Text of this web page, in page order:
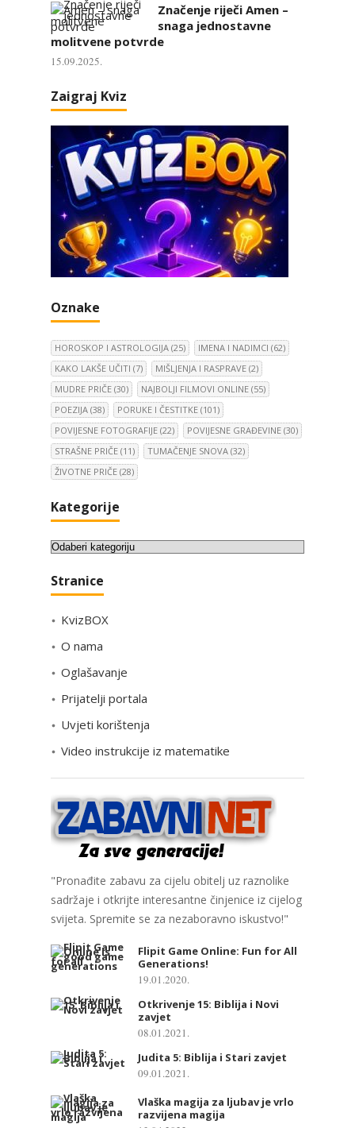
Značenje riječi Amen –
snaga jednostavne
molitvene potvrde
15.09.2025.
Zaigraj Kviz
Oznake
HOROSKOP I ASTROLOGIJA (25) IMENA I NADIMCI (62)
KAKO LAKŠE UČITI (7) MIŠLJENJA I RASPRAVE (2)
MUDRE PRIČE (30) NAJBOLJI FILMOVI ONLINE (55)
POEZIJA (38) PORUKE I ČESTITKE (101)
POVIJESNE FOTOGRAFIJE (22) POVIJESNE GRAĐEVINE (30)
STRAŠNE PRIČE (11) TUMAČENJE SNOVA (32)
ŽIVOTNE PRIČE (28)
Kategorije
K
t
g
i
j
Stranice
KvizBOX
O nama
Oglašavanje
Prijatelji portala
Uvjeti korištenja
Video instrukcije iz matematike
"Pronađite zabavu za cijelu obitelj uz raznolike
sadržaje i otkrijte interesantne činjenice iz cijelog
svijeta. Spremite se za nezaboravno iskustvo!"
Flipit Game Online: Fun for All
Generations!
19.01.2020.
Otkrivenje 15: Biblija i Novi
zavjet
08.01.2021.
Judita 5: Biblija i Stari zavjet
09.01.2021.
Vlaška magija za ljubav je vrlo
razvijena magija